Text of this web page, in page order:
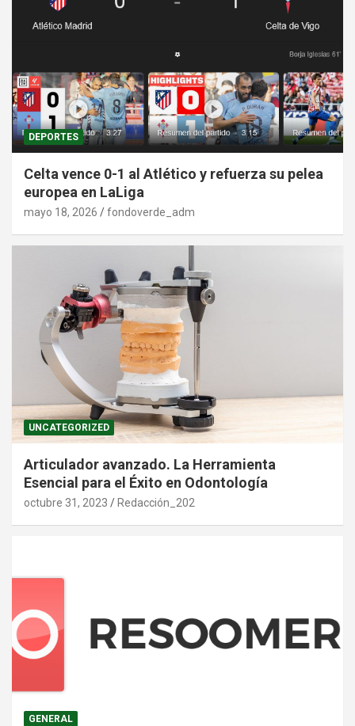
DEPORTES
Celta vence 0-1 al Atlético y refuerza su pelea
europea en LaLiga
mayo 18, 2026 fondoverde_adm
UNCATEGORIZED
Articulador avanzado. La Herramienta
Esencial para el Éxito en Odontología
octubre 31, 2023 Redacción_202
GENERAL